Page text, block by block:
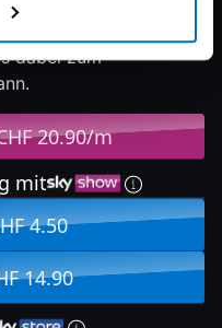
dabei zum
20.90/m
mit
4.50
14.90